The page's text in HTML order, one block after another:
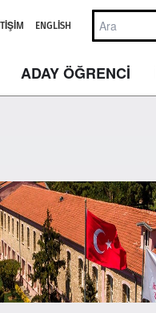
ENGLISH
ADAY ÖĞRENCİ